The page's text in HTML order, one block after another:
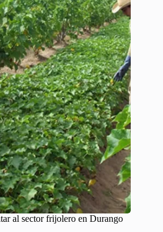
al sector frijolero en Durango